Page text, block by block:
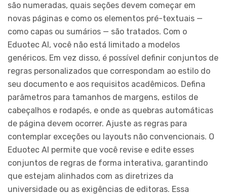
são numeradas, quais seções devem começar em
novas páginas e como os elementos pré-textuais —
como capas ou sumários — são tratados. Com o
Eduotec AI, você não está limitado a modelos
genéricos. Em vez disso, é possível definir conjuntos de
regras personalizados que correspondam ao estilo do
seu documento e aos requisitos acadêmicos. Defina
parâmetros para tamanhos de margens, estilos de
cabeçalhos e rodapés, e onde as quebras automáticas
de página devem ocorrer. Ajuste as regras para
contemplar exceções ou layouts não convencionais. O
Eduotec AI permite que você revise e edite esses
conjuntos de regras de forma interativa, garantindo
que estejam alinhados com as diretrizes da
universidade ou as exigências de editoras. Essa